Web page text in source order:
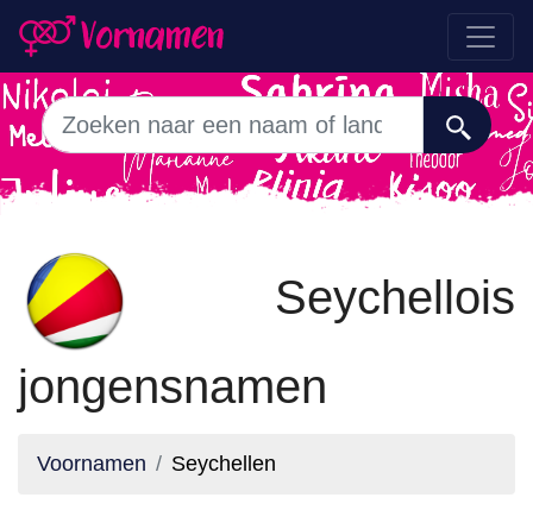
Seychellois
jongensnamen
Voornamen Seychellen